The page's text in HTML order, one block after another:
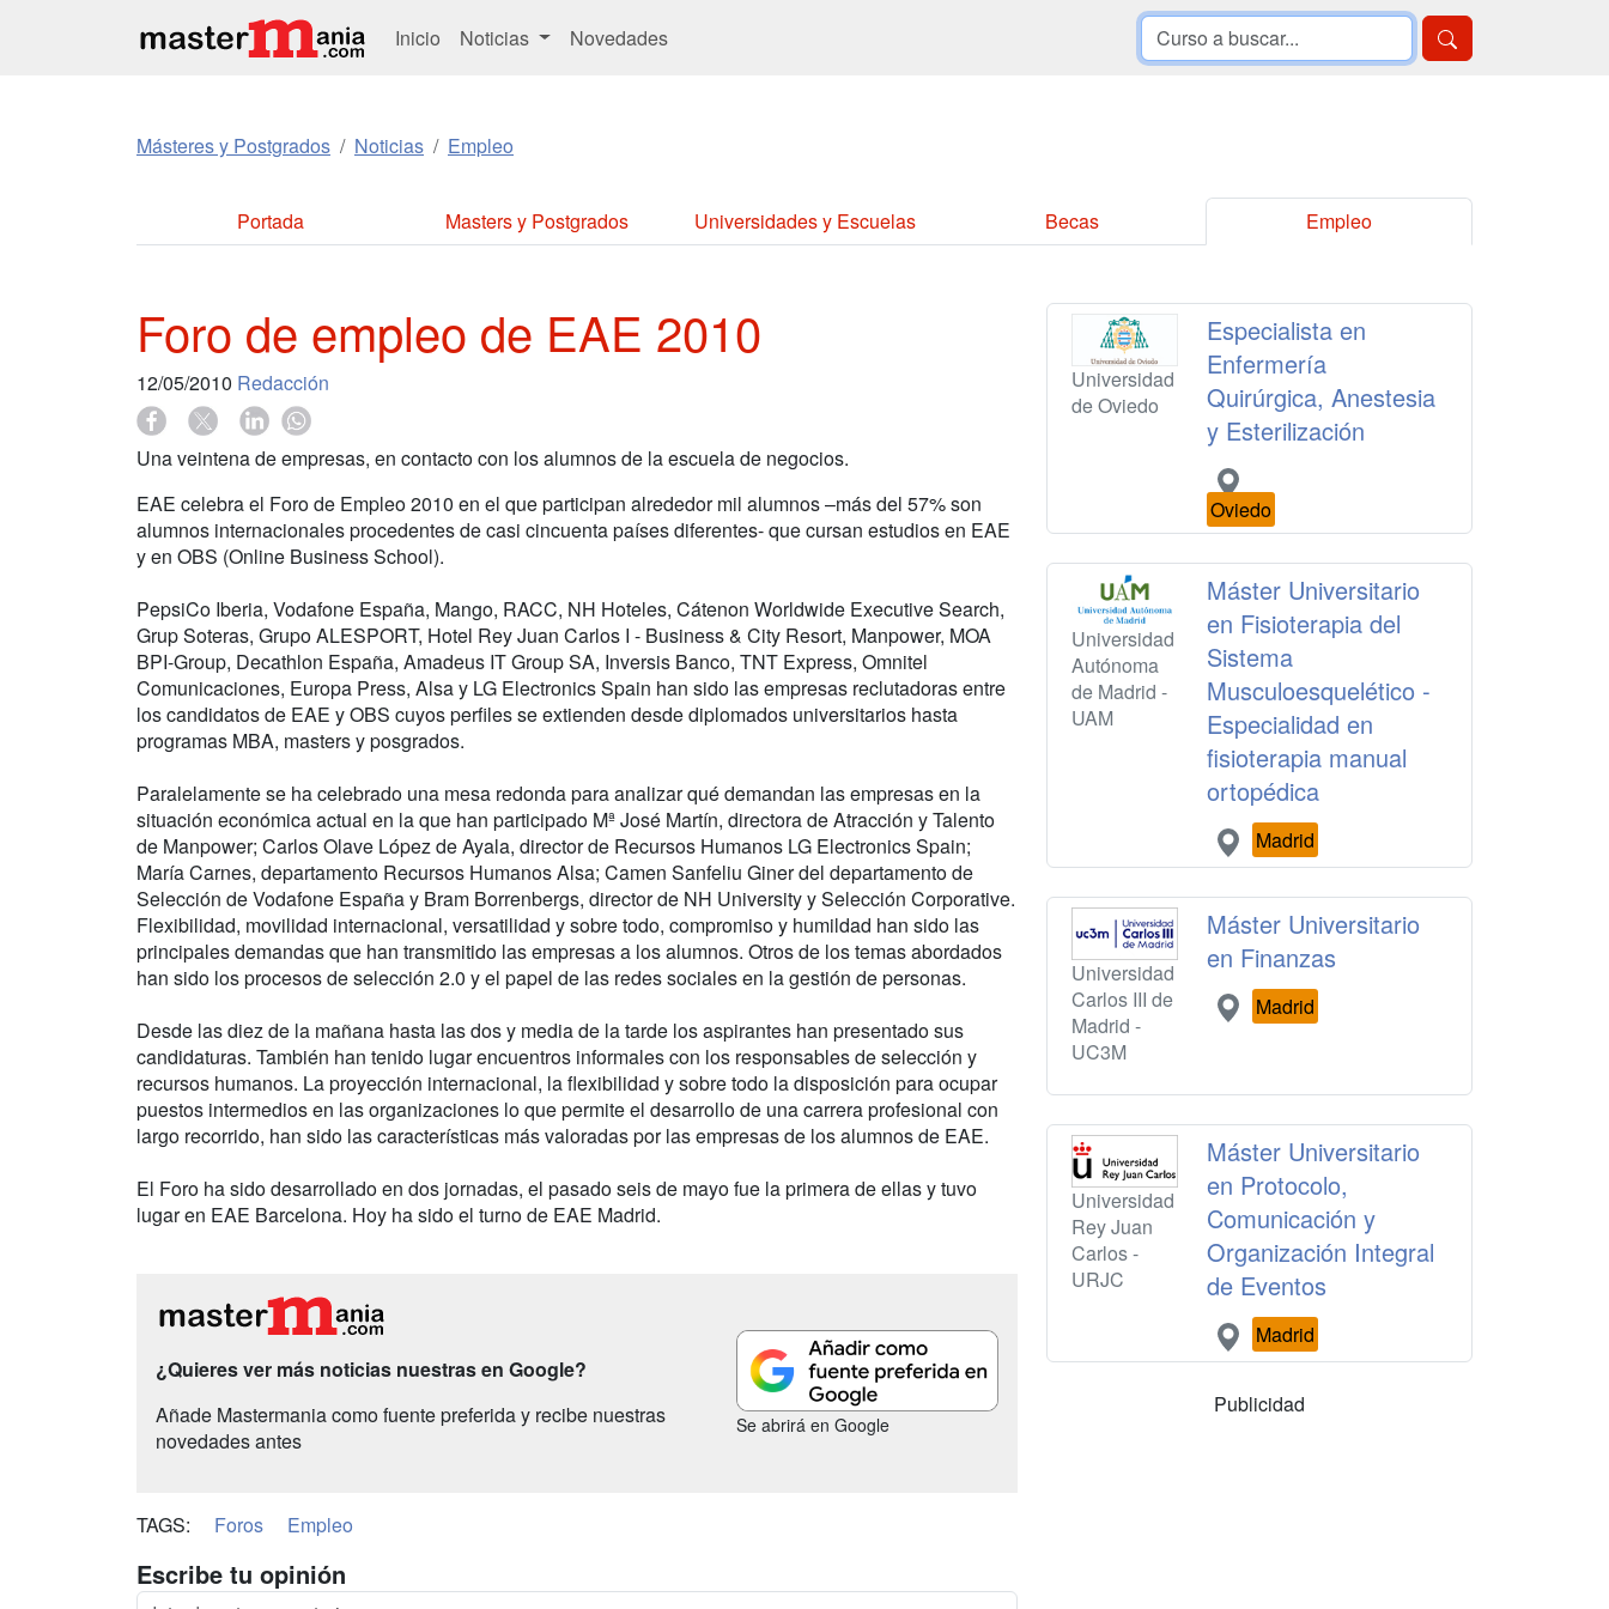
Inicio Noticias Novedades
Másteres y Postgrados Noticias Empleo
Portada Masters y Postgrados Universidades y Escuelas Becas Empleo
Foro de empleo de EAE 2010
12/05/2010 Redacción
Una veintena de empresas, en contacto con los alumnos de la escuela de negocios.
EAE celebra el Foro de Empleo 2010 en el que participan alrededor mil alumnos –más del 57% son
alumnos internacionales procedentes de casi cincuenta países diferentes- que cursan estudios en EAE
y en OBS (Online Business School).
PepsiCo Iberia, Vodafone España, Mango, RACC, NH Hoteles, Cátenon Worldwide Executive Search,
Grup Soteras, Grupo ALESPORT, Hotel Rey Juan Carlos I - Business & City Resort, Manpower, MOA
BPI-Group, Decathlon España, Amadeus IT Group SA, Inversis Banco, TNT Express, Omnitel
Comunicaciones, Europa Press, Alsa y LG Electronics Spain han sido las empresas reclutadoras entre
los candidatos de EAE y OBS cuyos perfiles se extienden desde diplomados universitarios hasta
programas MBA, masters y posgrados.
Paralelamente se ha celebrado una mesa redonda para analizar qué demandan las empresas en la
situación económica actual en la que han participado Mª José Martín, directora de Atracción y Talento
de Manpower; Carlos Olave López de Ayala, director de Recursos Humanos LG Electronics Spain;
María Carnes, departamento Recursos Humanos Alsa; Camen Sanfeliu Giner del departamento de
Selección de Vodafone España y Bram Borrenbergs, director de NH University y Selección Corporative.
Flexibilidad, movilidad internacional, versatilidad y sobre todo, compromiso y humildad han sido las
principales demandas que han transmitido las empresas a los alumnos. Otros de los temas abordados
han sido los procesos de selección 2.0 y el papel de las redes sociales en la gestión de personas.
Desde las diez de la mañana hasta las dos y media de la tarde los aspirantes han presentado sus
candidaturas. También han tenido lugar encuentros informales con los responsables de selección y
recursos humanos. La proyección internacional, la flexibilidad y sobre todo la disposición para ocupar
puestos intermedios en las organizaciones lo que permite el desarrollo de una carrera profesional con
largo recorrido, han sido las características más valoradas por las empresas de los alumnos de EAE.
El Foro ha sido desarrollado en dos jornadas, el pasado seis de mayo fue la primera de ellas y tuvo
lugar en EAE Barcelona. Hoy ha sido el turno de EAE Madrid.
¿Quieres ver más noticias nuestras en Google?
Añade Mastermania como fuente preferida y recibe nuestras
novedades antes
Se abrirá en Google
TAGS: Foros Empleo
Escribe tu opinión
Universidad
de Oviedo
Especialista en
Enfermería
Quirúrgica, Anestesia
y Esterilización
Oviedo
Universidad
Autónoma
de Madrid -
UAM
Máster Universitario
en Fisioterapia del
Sistema
Musculoesquelético -
Especialidad en
fisioterapia manual
ortopédica
Madrid
Universidad
Carlos III de
Madrid -
UC3M
Máster Universitario
en Finanzas
Madrid
Universidad
Rey Juan
Carlos -
URJC
Máster Universitario
en Protocolo,
Comunicación y
Organización Integral
de Eventos
Madrid
Publicidad